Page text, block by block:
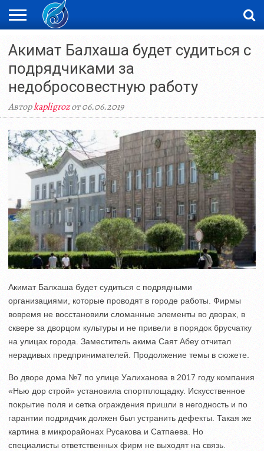
ЖАҢАЛЫҚТАР
НОВОСТИ
ВИДЕО
ФОТОРЕПОРТАЖИ
ОРКЕН
Акимат Балхаша будет судиться с
подрядчиками за
недобросовестную работу
Авторkapligrozот 06.06.2019
Акимат Балхаша будет судиться с подрядными
организациями, которые проводят в городе работы. Фирмы
вовремя не восстановили сломанные элементы во дворах, в
сквере за дворцом культуры и не привели в порядок брусчатку
на улицах города. Заместитель акима Саят Абеу отчитал
нерадивых предпринимателей. Продолжение темы в сюжете.
Во дворе дома №7 по улице Уалиханова в 2017 году компания
«Нью дор строй» установила спортплощадку. Искусственное
покрытие поля и сетка ограждения пришли в негодность и по
гарантии подрядчик должен был устранить дефекты. Такая же
картина в микрорайонах Русакова и Сатпаева. Но
специалисты ответственных фирм не выходят на связь.